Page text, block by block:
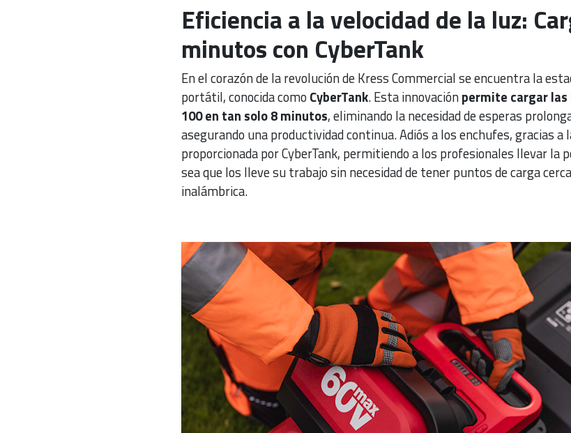
Eficiencia a la velocidad de la luz:
minutos con CyberTank
En el corazón de la revolución de Kress Commercial se encuentra la
portátil, conocida como CyberTank. Esta innovaciónpermite cargar
100 en tan solo 8 minutos, eliminando la necesidad de esperas
asegurando una productividad continua. Adiós a los enchufes, gracias a
proporcionada por CyberTank, permitiendo a los profesionales llevar la
sea que los lleve su trabajo sin necesidad de tener puntos de carga
inalámbrica.